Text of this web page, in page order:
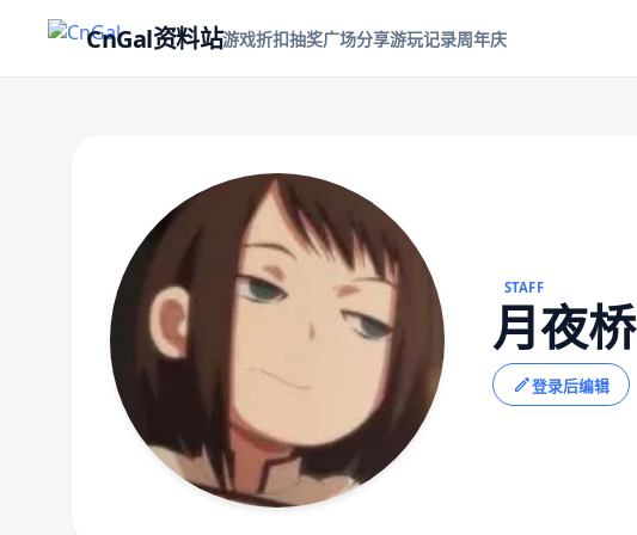
CnGal资料站游戏折扣抽奖广场分享游玩记录周年庆
STAFF
月夜桥
登录后编辑